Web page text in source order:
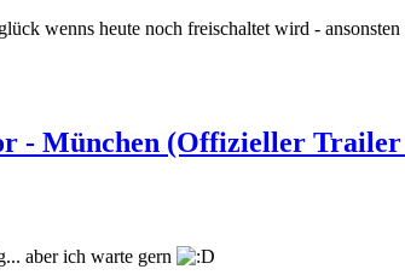
wenns heute noch freischaltet wird -
- München (Offizieller Trailer
aber ich warte gern